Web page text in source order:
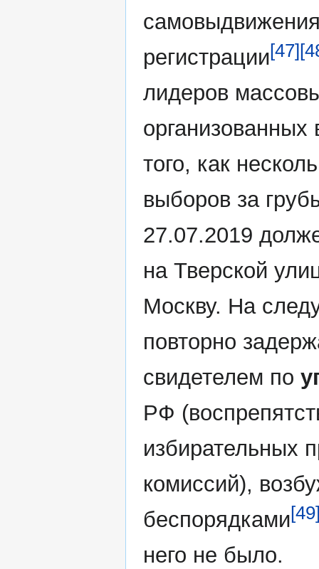
регистрации[47]
лидеров
того, как
выборов за
27.07.2019
на Тверской
Москву. На
повторно
свидетелем по
РФ
избирательных
комиссий),
беспорядками
него не было.